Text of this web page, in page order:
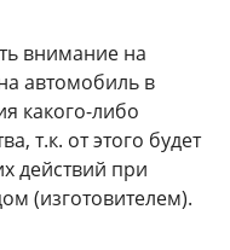
внимание на
автомобиль в
какого-либо
т.к. от этого будет
действий при
(изготовителем).